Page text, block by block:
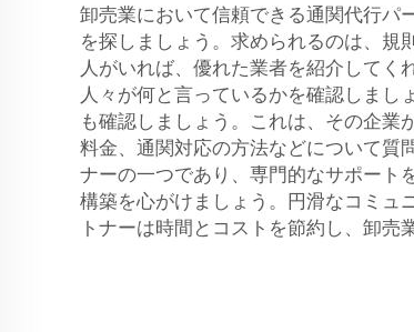
卸売業において信頼できる通関代行パ
を探しましょう。求められるのは、
人がいれば、優れた業者を紹介して
人々が何と言っているかを確認しま
も確認しましょう。これは、その企業
料金、通関対応の方法などについて質
ナーの一つであり、専門的なサポート
構築を心がけましょう。円滑なコミュ
トナーは時間とコストを節約し、卸売